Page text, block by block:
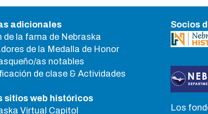
adicionales
de la fama de Nebraska
de la Medalla de Honor
as notables
de clase & Actividades
sitios web históricos
Virtual Capitol
Socios
Los